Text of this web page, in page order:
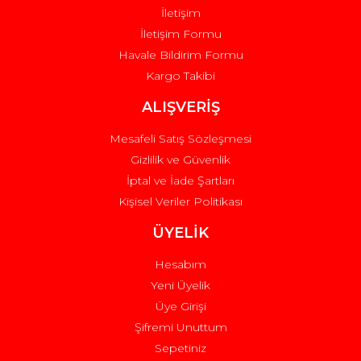
Gönder
İletişim
İletişim Formu
Havale Bildirim Formu
Kargo Takibi
ALIŞVERİŞ
Mesafeli Satış Sözleşmesi
Gizlilik ve Güvenlik
İptal ve İade Şartları
Kişisel Veriler Politikası
ÜYELİK
Hesabım
Yeni Üyelik
Üye Girişi
Şifremi Unuttum
Sepetiniz